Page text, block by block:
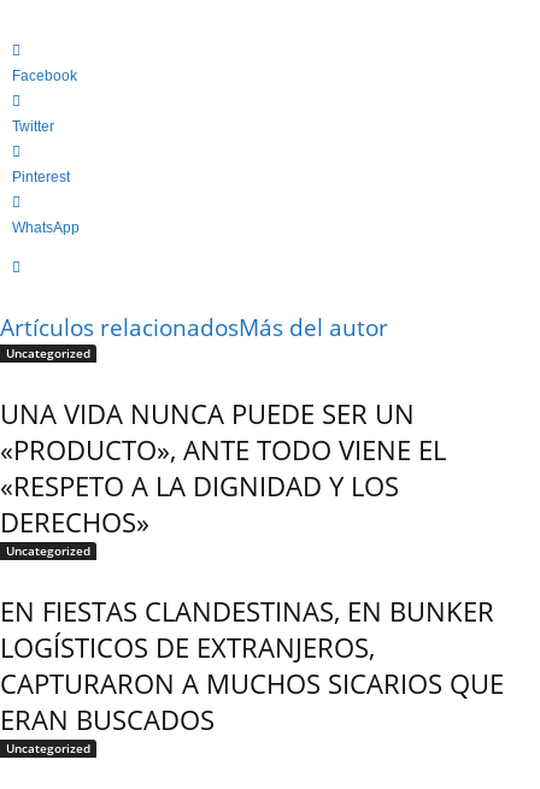
Facebook
Twitter
Pinterest
WhatsApp
Artículos relacionadosMás del autor
Uncategorized
UNA VIDA NUNCA PUEDE SER UN
«PRODUCTO», ANTE TODO VIENE EL
«RESPETO A LA DIGNIDAD Y LOS
DERECHOS»
Uncategorized
EN FIESTAS CLANDESTINAS, EN BUNKER
LOGÍSTICOS DE EXTRANJEROS,
CAPTURARON A MUCHOS SICARIOS QUE
ERAN BUSCADOS
Uncategorized